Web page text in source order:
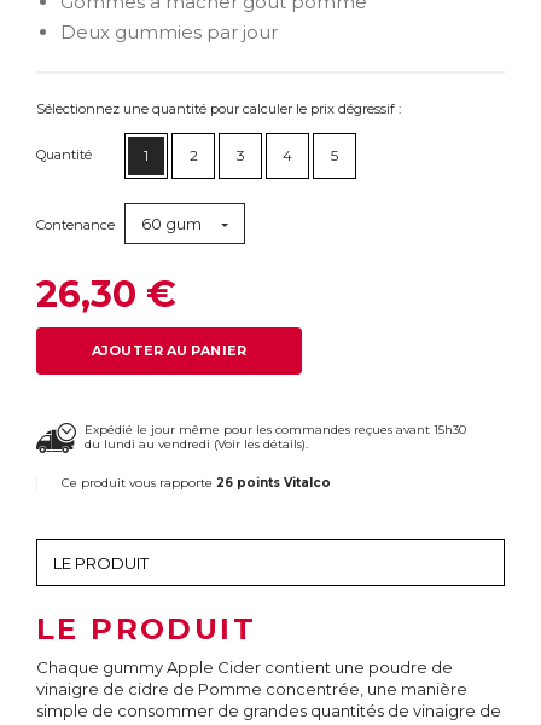
Deux gummies par jour
Sélectionnez une quantité pour calculer le prix dégressif :
Quantité 1 2 3 4 5
Contenance 60 gum
26,30 €
AJOUTER AU PANIER
Expédié le jour même pour les commandes reçues avant 15h30
du lundi au vendredi (Voir les détails).
Ce produit vous rapporte 26 points Vitalco
LE PRODUIT
Chaque gummy Apple Cider contient une poudre de
vinaigre de cidre de Pomme concentrée, une manière
simple de consommer de grandes quantités de vinaigre de